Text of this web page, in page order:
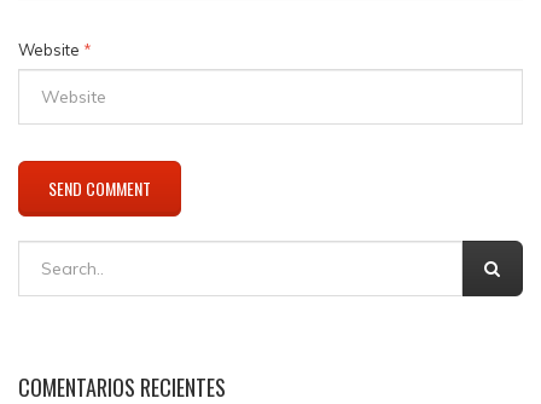
Website *
COMENTARIOS RECIENTES